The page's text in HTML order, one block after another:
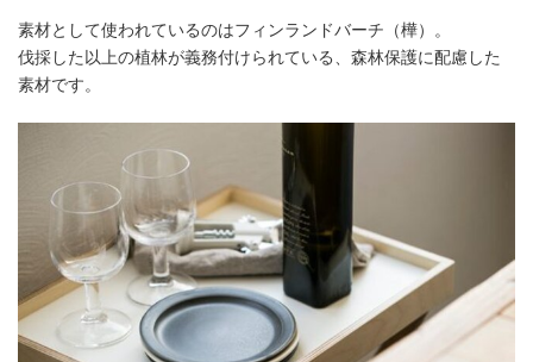
素材として使われているのはフィンランドバーチ（樺）。
伐採した以上の植林が義務付けられている、森林保護に配慮した
素材です。